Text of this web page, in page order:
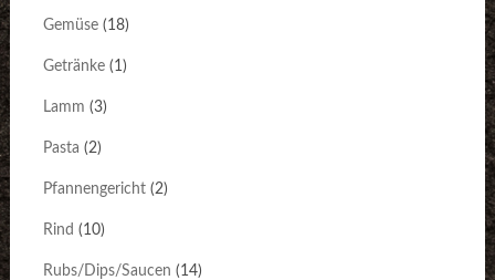
Gemüse(18)
Getränke(1)
Lamm (3)
Pasta (2)
Pfannengericht(2)
Rind (10)
Rubs/Dips/Saucen (14)